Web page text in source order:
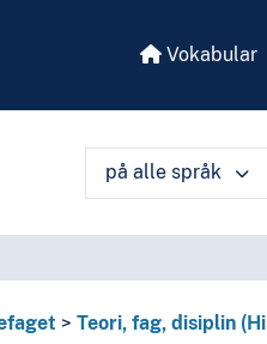
Vokabular
på alle språk
Teori, fag, disiplin